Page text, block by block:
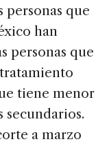
personas que
han
personas que
tiene menor
secundarios.
a marzo